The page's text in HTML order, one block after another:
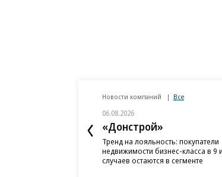
Новости компаний Все
06.08.2026
«Донстрой»
Тренд на лояльность: покупатели
недвижимости бизнес-класса в 9
случаев остаются в сегменте